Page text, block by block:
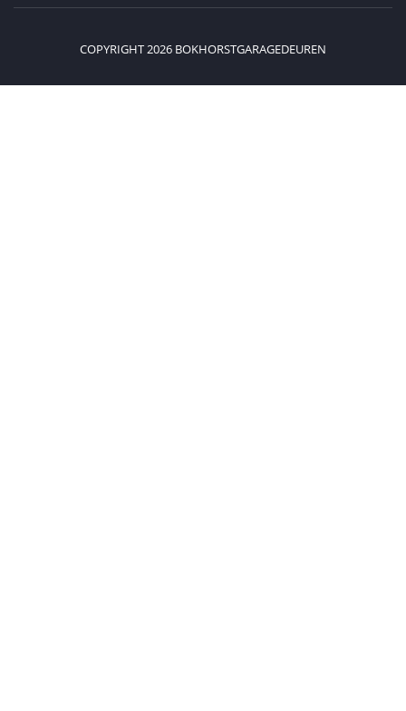
COPYRIGHT 2026 BOKHORSTGARAGEDEUREN